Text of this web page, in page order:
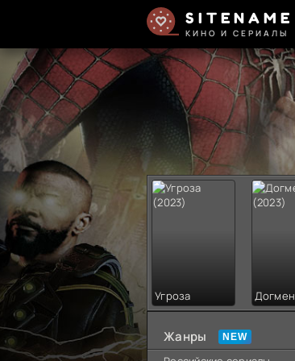
SITENAME
КИНО И СЕРИАЛЫ
Угроза Догмен
Жанры